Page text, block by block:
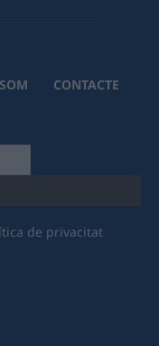
CONTACTE
de privacitat